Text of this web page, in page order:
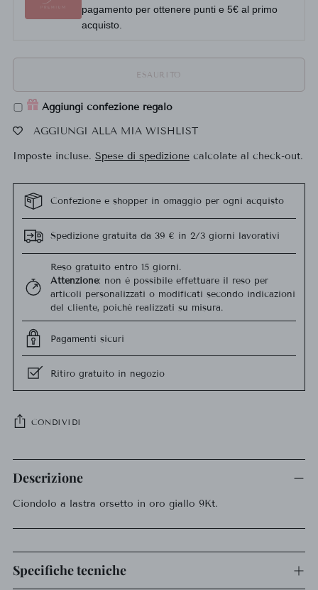
pagamento per ottenere punti e 5€ al primo
acquisto.
ESAURITO
Aggiungi confezione regalo
AGGIUNGI ALLA MIA WISHLIST
Imposte incluse. Spese di spedizione calcolate al check-out.
Confezione e shopper in omaggio per ogni acquisto
Spedizione gratuita da 39 € in 2/3 giorni lavorativi
Reso gratuito entro 15 giorni.
Attenzione: non è possibile effettuare il reso per
articoli personalizzati o modificati secondo indicazioni
del cliente, poiché realizzati su misura.
Pagamenti sicuri
Ritiro gratuito in negozio
CONDIVIDI
Aggiungere
un
al
Descrizione
Ciondolo a lastra orsetto in oro giallo 9Kt.
Specifiche tecniche